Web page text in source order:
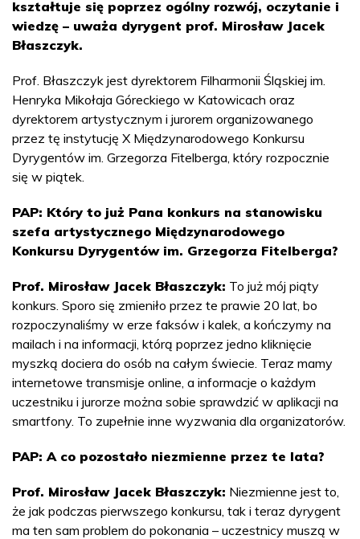
kształtuje się poprzez ogólny rozwój, oczytanie i
wiedzę – uważa dyrygent prof. Mirosław Jacek
Błaszczyk.
Prof. Błaszczyk jest dyrektorem Filharmonii Śląskiej im.
Henryka Mikołaja Góreckiego w Katowicach oraz
dyrektorem artystycznym i jurorem organizowanego
przez tę instytucję X Międzynarodowego Konkursu
Dyrygentów im. Grzegorza Fitelberga, który rozpocznie
się w piątek.
PAP: Który to już Pana konkurs na stanowisku
szefa artystycznego Międzynarodowego
Konkursu Dyrygentów im. Grzegorza Fitelberga?
Prof. Mirosław Jacek Błaszczyk: To już mój piąty
konkurs. Sporo się zmieniło przez te prawie 20 lat, bo
rozpoczynaliśmy w erze faksów i kalek, a kończymy na
mailach i na informacji, którą poprzez jedno kliknięcie
myszką dociera do osób na całym świecie. Teraz mamy
internetowe transmisje online, a informacje o każdym
uczestniku i jurorze można sobie sprawdzić w aplikacji na
smartfony. To zupełnie inne wyzwania dla organizatorów.
PAP: A co pozostało niezmienne przez te lata?
Prof. Mirosław Jacek Błaszczyk: Niezmienne jest to,
że jak podczas pierwszego konkursu, tak i teraz dyrygent
ma ten sam problem do pokonania – uczestnicy muszą w